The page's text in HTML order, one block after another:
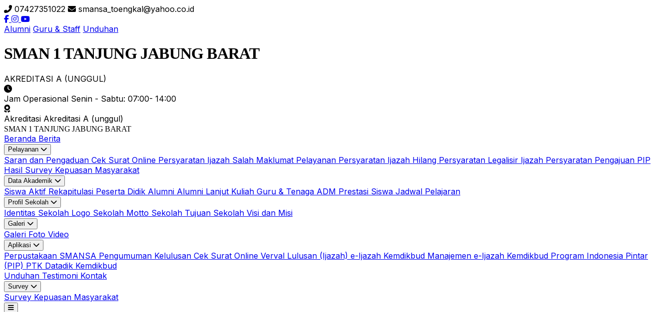
07427351022
smansa_toengkal@yahoo.co.id
Alumni Guru & Staff Unduhan
SMAN 1 TANJUNG JABUNG BARAT
AKREDITASI A (UNGGUL)
Jam Operasional Senin - Sabtu: 07:00- 14:00
Akreditasi Akreditasi A (unggul)
SMAN 1 TANJUNG JABUNG BARAT
Beranda Berita
Pelayanan
Saran dan Pengaduan Cek Surat Online Persyaratan Ijazah Salah Maklumat Pelayanan Persyaratan Ijazah Hilang Persyaratan Legalisir Ijazah Persyaratan Pengajuan PIP
Hasil Survey Kepuasan Masyarakat
Data Akademik
Siswa Aktif Rekapitulasi Peserta Didik Alumni Alumni Lanjut Kuliah Guru & Tenaga ADM Prestasi Siswa Jadwal Pelajaran
Profil Sekolah
Identitas Sekolah Logo Sekolah Motto Sekolah Tujuan Sekolah Visi dan Misi
Galeri
Galeri Foto Video
Aplikasi
Perpustakaan SMANSA Pengumuman Kelulusan Cek Surat Online Verval Lulusan (Ijazah) e-Ijazah Kemdikbud Manajemen e-Ijazah Kemdikbud Program Indonesia Pintar
(PIP) PTK Datadik Kemdikbud
Unduhan Testimoni Kontak
Survey
Survey Kepuasan Masyarakat